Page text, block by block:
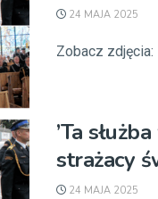
24 MAJA 2025
Zobacz zdjęcia:
’Ta
strażacy
24 MAJA 2025